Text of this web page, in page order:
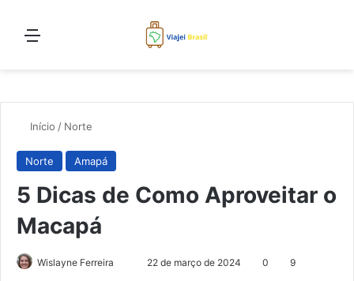
Menu
Início / Norte
Norte Amapá
5 Dicas de Como Aproveitar o
Macapá
Wislayne Ferreira
Mande22 de março de 2024 0 9